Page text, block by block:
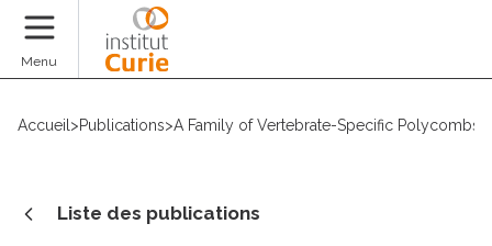
Menu
Accueil >Publications>A Family of Vertebrate-Specific Polycombs
Liste des publications